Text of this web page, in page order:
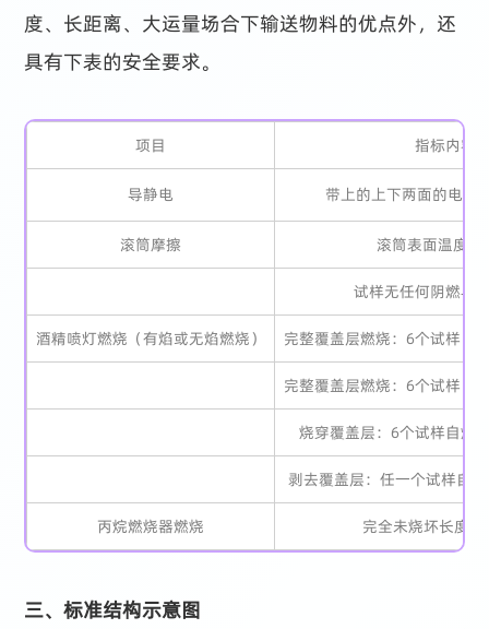
度、长距离、大运量场合下输送物料的优点外，还
具有下表的安全要求。
项目 指标内容
导静电 带上的上下两面的电阻
滚筒摩擦 滚筒表面温度
试样无任何阴燃与
酒精喷灯燃烧（有焰或无焰燃烧） 完整覆盖层燃烧：6个试样自
完整覆盖层燃烧：6个试样自
烧穿覆盖层：6个试样自熄
剥去覆盖层：任一个试样自
丙烷燃烧器燃烧 完全未烧坏长度
三、标准结构示意图